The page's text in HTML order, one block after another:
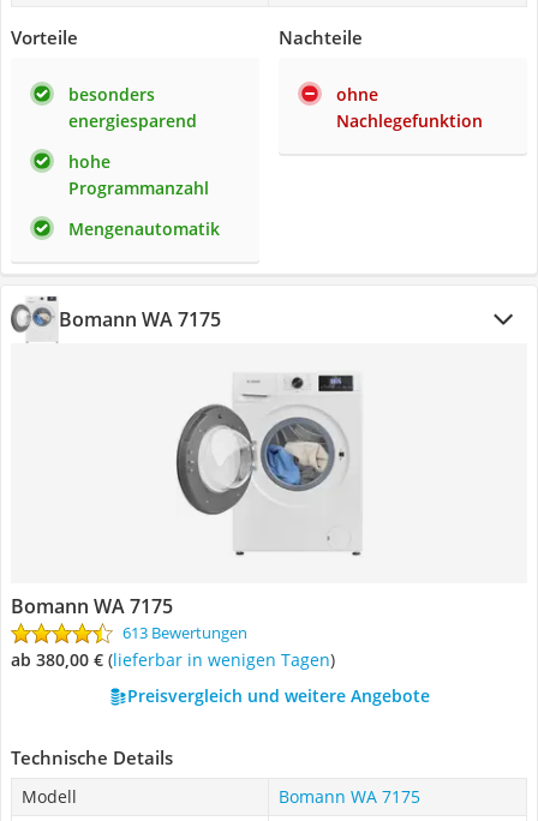
Vorteile
besonders
energiesparend
hohe
Programmanzahl
Mengenautomatik
Nachteile
ohne
Nachlegefunktion
Bomann WA 7175
Bomann WA 7175
613 Bewertungen
ab 380,00 € ( Lieferbar in wenigen Tagen)
Preisvergleich und weitere Angebote
Technische Details
Modell
Bomann WA 7175